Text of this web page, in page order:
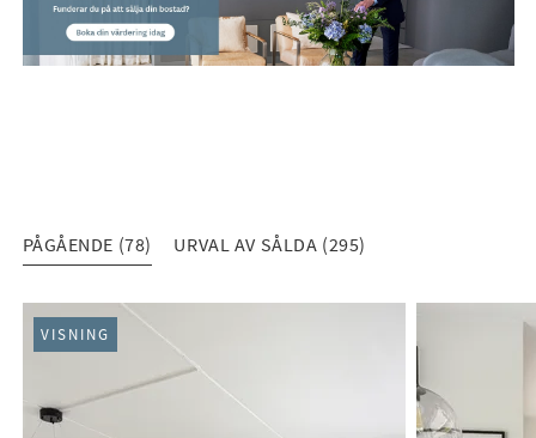
PÅGÅENDE (78) URVAL AV SÅLDA (295)
PÅGÅENDE (78)
VISNING